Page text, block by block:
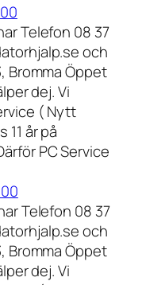
Telefon 08 37
och
Bromma Öppet
dej. Vi
( Nytt
år på
PC Service
Telefon 08 37
och
Bromma Öppet
dej. Vi